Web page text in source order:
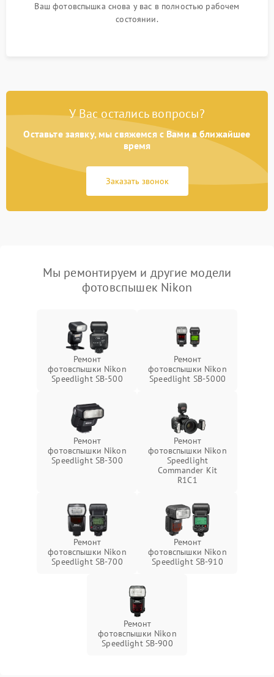
Ваш фотовспышка снова у вас в полностью рабочем
состоянии.
У Вас остались вопросы?
Оставьте заявку, мы свяжемся с Вами в ближайшее
время
Заказать звонок
Мы ремонтируем и другие модели
фотовспышек Nikon
Ремонт
фотовспышки Nikon
Speedlight SB-500
Ремонт
фотовспышки Nikon
Speedlight SB-5000
Ремонт
фотовспышки Nikon
Speedlight SB-300
Ремонт
фотовспышки Nikon
Speedlight
Commander Kit
R1C1
Ремонт
фотовспышки Nikon
Speedlight SB-700
Ремонт
фотовспышки Nikon
Speedlight SB-910
Ремонт
фотовспышки Nikon
Speedlight SB-900